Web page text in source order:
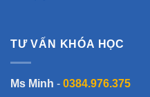
TƯ VẤN KHÓA HỌC
Ms Minh - 0384.976.375